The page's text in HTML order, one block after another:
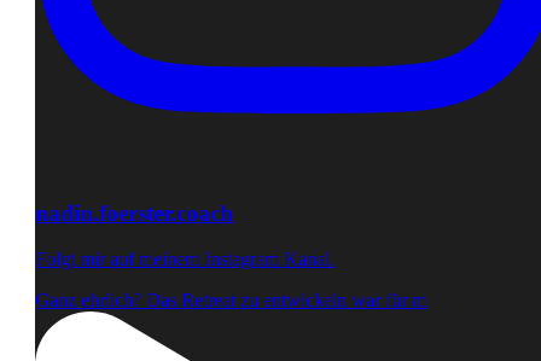
nadin.foerster.coach
Folgt mir auf meinem Instagram Kanal.
Ganz ehrlich? Das Retreat zu entwickeln war für m